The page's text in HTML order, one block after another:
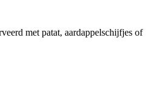
met patat, aardappelschijfjes of